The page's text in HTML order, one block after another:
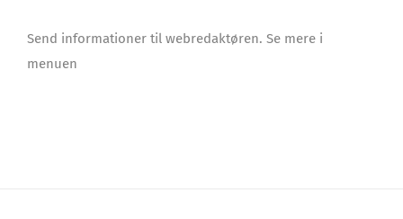
Send informationer til webredaktøren. Se mere i
menuen